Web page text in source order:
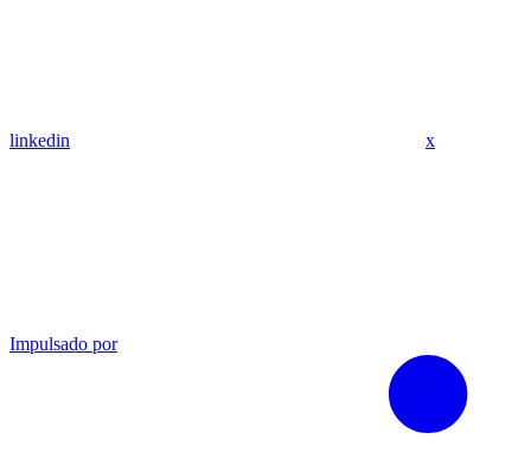
linkedin x
Impulsado por